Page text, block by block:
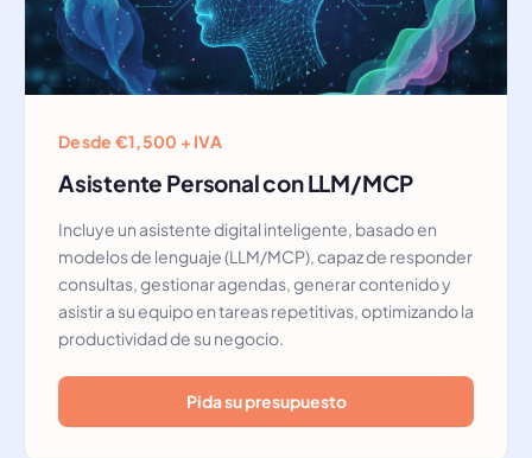
Desde €1,500 + IVA
Asistente Personal con LLM/MCP
Incluye un asistente digital inteligente, basado en
modelos de lenguaje (LLM/MCP), capaz de responder
consultas, gestionar agendas, generar contenido y
asistir a su equipo en tareas repetitivas, optimizando la
productividad de su negocio.
Pida su presupuesto